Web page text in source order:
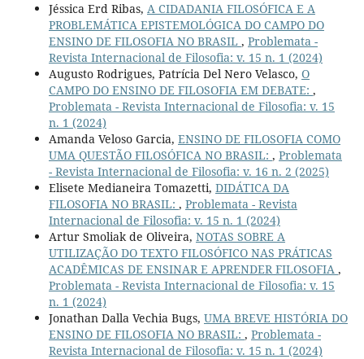
Jéssica Erd Ribas, A CIDADANIA FILOSÓFICA E A
PROBLEMÁTICA EPISTEMOLÓGICA DO CAMPO DO
ENSINO DE FILOSOFIA NO BRASIL , Problemata -
Revista Internacional de Filosofia: v. 15 n. 1 (2024)
Augusto Rodrigues, Patrícia Del Nero Velasco, O
CAMPO DO ENSINO DE FILOSOFIA EM DEBATE: ,
Problemata - Revista Internacional de Filosofia: v. 15
n. 1 (2024)
Amanda Veloso Garcia, ENSINO DE FILOSOFIA COMO
UMA QUESTÃO FILOSÓFICA NO BRASIL: , Problemata
- Revista Internacional de Filosofia: v. 16 n. 2 (2025)
Elisete Medianeira Tomazetti, DIDÁTICA DA
FILOSOFIA NO BRASIL: , Problemata - Revista
Internacional de Filosofia: v. 15 n. 1 (2024)
Artur Smoliak de Oliveira, NOTAS SOBRE A
UTILIZAÇÃO DO TEXTO FILOSÓFICO NAS PRÁTICAS
ACADÊMICAS DE ENSINAR E APRENDER FILOSOFIA ,
Problemata - Revista Internacional de Filosofia: v. 15
n. 1 (2024)
Jonathan Dalla Vechia Bugs, UMA BREVE HISTÓRIA DO
ENSINO DE FILOSOFIA NO BRASIL: , Problemata -
Revista Internacional de Filosofia: v. 15 n. 1 (2024)